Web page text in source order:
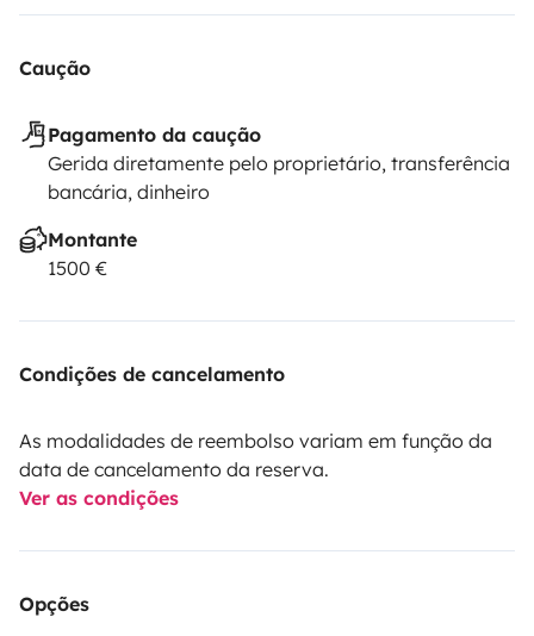
Caução
Pagamento da caução
Gerida diretamente pelo proprietário, transferência
bancária, dinheiro
Montante
1500 €
Condições de cancelamento
As modalidades de reembolso variam em função da
data de cancelamento da reserva.
Ver as condições
Opções